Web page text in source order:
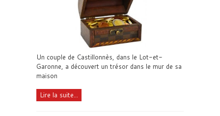
Un couple de Castillonnès, dans le Lot-et-
Garonne, a découvert un trésor dans le mur de sa
maison
Lire la suite...